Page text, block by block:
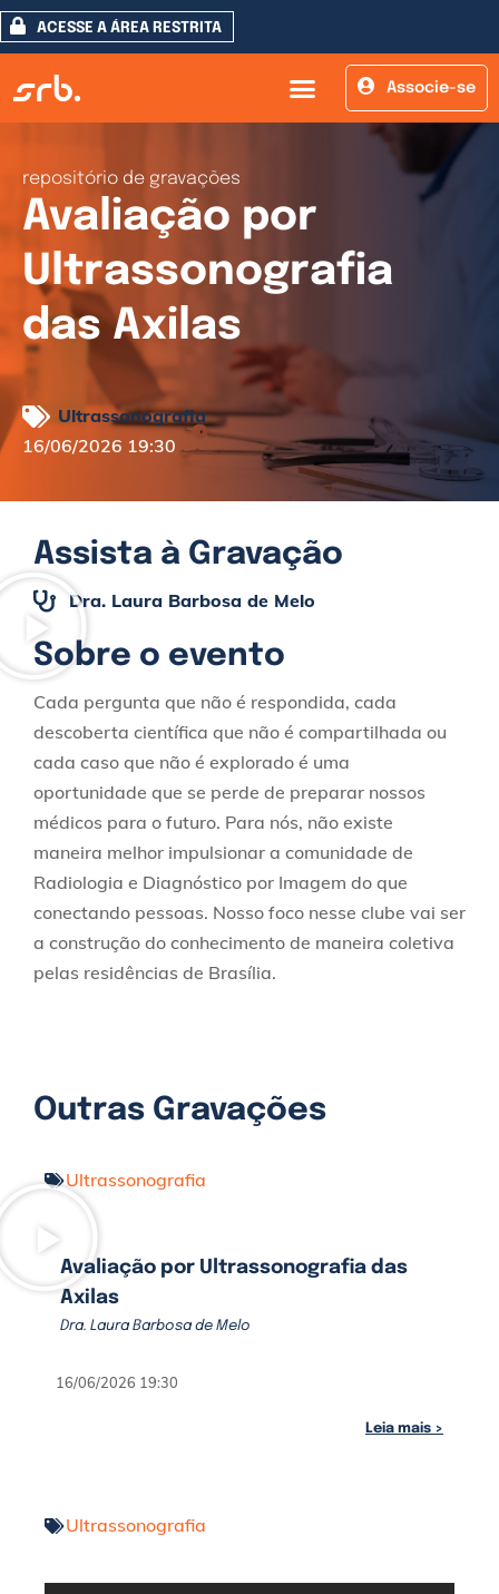
ACESSE A ÁREA RESTRITA
Associe-se
repositório de gravações
Avaliação por
Ultrassonografia
das Axilas
Ultrassonografia
16/06/2026 19:30
Assista à Gravação
Dra. Laura Barbosa de Melo
Sobre o evento
Cada pergunta que não é respondida, cada
descoberta científica que não é compartilhada ou
cada caso que não é explorado é uma
oportunidade que se perde de preparar nossos
médicos para o futuro. Para nós, não existe
maneira melhor impulsionar a comunidade de
Radiologia e Diagnóstico por Imagem do que
conectando pessoas. Nosso foco nesse clube vai ser
a construção do conhecimento de maneira coletiva
pelas residências de Brasília.
Outras Gravações
Ultrassonografia
Avaliação por Ultrassonografia das
Axilas
Dra. Laura Barbosa de Melo
16/06/2026 19:30
Leia mais >
Ultrassonografia